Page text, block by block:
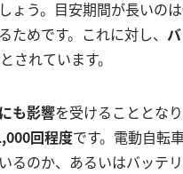
ょう。目安期間が長いの
ためです。これに対し、
とされています。
も影響を受けることとなり
回程度です。電動自転
るのか、あるいはバッテ